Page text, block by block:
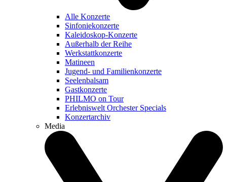
Alle Konzerte
Sinfoniekonzerte
Kaleidoskop-Konzerte
Außerhalb der Reihe
Werkstattkonzerte
Matineen
Jugend- und Familienkonzerte
Seelenbalsam
Gastkonzerte
PHILMO on Tour
Erlebniswelt Orchester Specials
Konzertarchiv
Media